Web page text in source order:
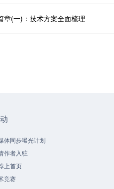
章(一)：技术方案全面梳理
体同步曝光计划
作者入驻
上首页
竞赛